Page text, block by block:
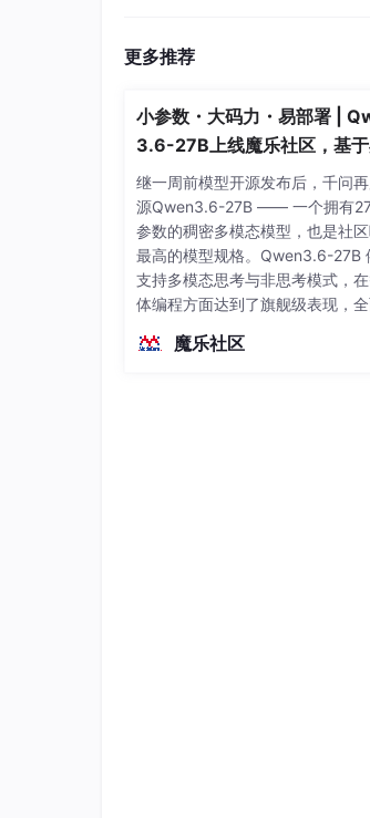
12.OTA测试（Over-
- **在空中进行的测试：**
13.射频集成电路（
**RFIC测试设备：**
更多推荐
小参数・大码力・易部署 |
3.6-27B上线魔乐社区，基于
的部署教程来了
继一周前模型开源发布后，千问
源Qwen3.6-27B —— 一个拥有
参数的稠密多模态模型，也是社
最高的模型规格。Qwen3.6-27B
支持多模态思考与非思考模式，
体编程方面达到了旗舰级表现，全
（总参数397B / 激活参数17B的
魔乐社区